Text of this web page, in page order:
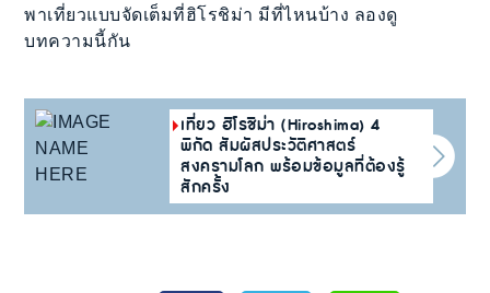
พาเที่ยวแบบจัดเต็มที่ฮิโรชิม่า มีที่ไหนบ้าง ลองดู
บทความนี้กัน
เที่ยว ฮิโรชิม่า (Hiroshima) 4
พิกัด สัมผัสประวัติศาสตร์
สงครามโลก พร้อมข้อมูลที่ต้องรู้
สักครั้ง